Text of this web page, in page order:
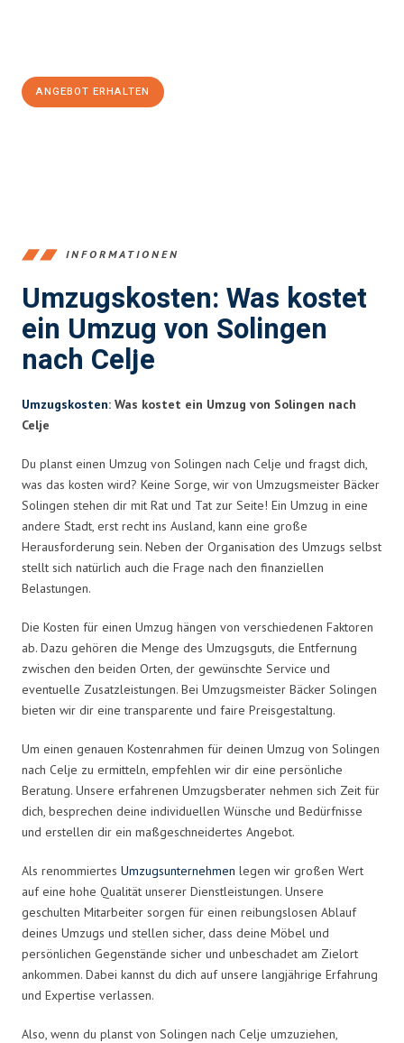
ANGEBOT ERHALTEN
INFORMATIONEN
Umzugskosten: Was kostet
ein Umzug von Solingen
nach Celje
Umzugskosten: Was kostet ein Umzug von Solingen nach
Celje
Du planst einen Umzug von Solingen nach Celje und fragst dich,
was das kosten wird? Keine Sorge, wir von Umzugsmeister Bäcker
Solingen stehen dir mit Rat und Tat zur Seite! Ein Umzug in eine
andere Stadt, erst recht ins Ausland, kann eine große
Herausforderung sein. Neben der Organisation des Umzugs selbst
stellt sich natürlich auch die Frage nach den finanziellen
Belastungen.
Die Kosten für einen Umzug hängen von verschiedenen Faktoren
ab. Dazu gehören die Menge des Umzugsguts, die Entfernung
zwischen den beiden Orten, der gewünschte Service und
eventuelle Zusatzleistungen. Bei Umzugsmeister Bäcker Solingen
bieten wir dir eine transparente und faire Preisgestaltung.
Um einen genauen Kostenrahmen für deinen Umzug von Solingen
nach Celje zu ermitteln, empfehlen wir dir eine persönliche
Beratung. Unsere erfahrenen Umzugsberater nehmen sich Zeit für
dich, besprechen deine individuellen Wünsche und Bedürfnisse
und erstellen dir ein maßgeschneidertes Angebot.
Als renommiertes Umzugsunternehmen legen wir großen Wert
auf eine hohe Qualität unserer Dienstleistungen. Unsere
geschulten Mitarbeiter sorgen für einen reibungslosen Ablauf
deines Umzugs und stellen sicher, dass deine Möbel und
persönlichen Gegenstände sicher und unbeschadet am Zielort
ankommen. Dabei kannst du dich auf unsere langjährige Erfahrung
und Expertise verlassen.
Also, wenn du planst von Solingen nach Celje umzuziehen,